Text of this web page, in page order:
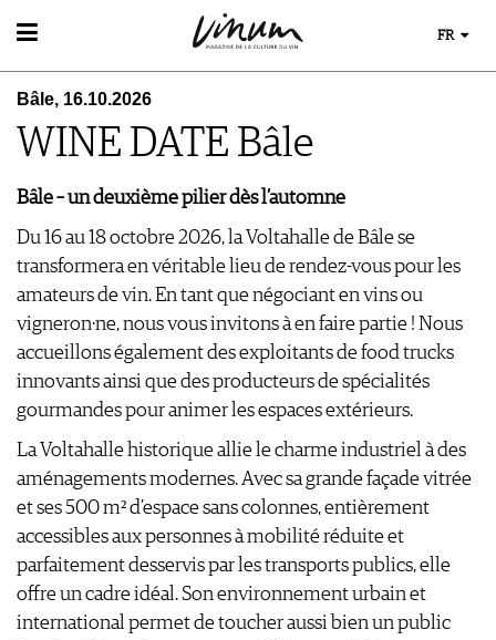
VIN
RECHERCHE DE VINS
GUIDE DU VIGNOBLE
WINETRADECLUB
DÉCOUVERTE
GUIDE DES MILLÉSIMES
UNIQUE WINERIES
CLUB LES DOMAINES
MONDE DU VIN
AU RESTAURANT
ÉVÉNEMENT CALENDRIER
CONCOURS DE VIN
IMAGES DES ÉVÉNEMENTS
MAGAZINE
LES HISTOIRES DU VIN
GUIDE DES VINS
EXTRAS
ABONNER
ÉDITION ACTUELLE
ARCHIVES
AVANTAGES
MÉDIATHÈQUE
APPLICATIONS
VIDÉOS
GALÉRIES DE PHOTOS
NEWS
SCÈNE DU VIN
PORTRAITS
VINOPHILES
ARCHIVES
S'INSCRIRE
CONCOURS DE VIN
CONCOURS
AVANTAGES
GUIDE MILLÉSIMES
FR
Bâle, 16.10.2026
WINE DATE Bâle
Bâle – un deuxième pilier dès l’automne
Du 16 au 18 octobre 2026, la Voltahalle de Bâle se
transformera en véritable lieu de rendez-vous pour les
amateurs de vin. En tant que négociant en vins ou
vigneron·ne, nous vous invitons à en faire partie ! Nous
accueillons également des exploitants de food trucks
innovants ainsi que des producteurs de spécialités
gourmandes pour animer les espaces extérieurs.
La Voltahalle historique allie le charme industriel à des
aménagements modernes. Avec sa grande façade vitrée
et ses 500 m² d’espace sans colonnes, entièrement
accessibles aux personnes à mobilité réduite et
parfaitement desservis par les transports publics, elle
offre un cadre idéal. Son environnement urbain et
international permet de toucher aussi bien un public